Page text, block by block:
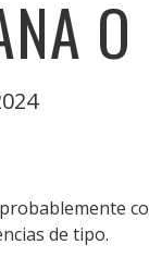
de tipo.